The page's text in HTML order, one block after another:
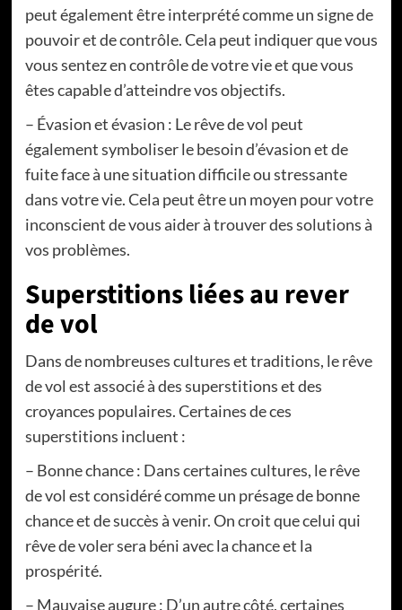
peut également être interprété comme un signe de
pouvoir et de contrôle. Cela peut indiquer que vous
vous sentez en contrôle de votre vie et que vous
êtes capable d’atteindre vos objectifs.
– Évasion et évasion : Le rêve de vol peut
également symboliser le besoin d’évasion et de
fuite face à une situation difficile ou stressante
dans votre vie. Cela peut être un moyen pour votre
inconscient de vous aider à trouver des solutions à
vos problèmes.
Superstitions liées au rever
de vol
Dans de nombreuses cultures et traditions, le rêve
de vol est associé à des superstitions et des
croyances populaires. Certaines de ces
superstitions incluent :
– Bonne chance : Dans certaines cultures, le rêve
de vol est considéré comme un présage de bonne
chance et de succès à venir. On croit que celui qui
rêve de voler sera béni avec la chance et la
prospérité.
– Mauvaise augure : D’un autre côté, certaines